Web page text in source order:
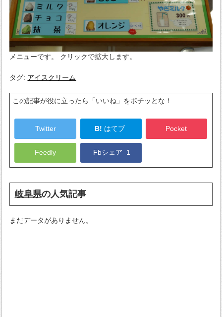
メニューです。 クリックで拡大します。
タグ: アイスクリーム
この記事が役に立ったら「いいね」をポチッとな！
Twitter B! はてブ Pocket
Feedly Fbシェア 1
岐阜県の人気記事
まだデータがありません。